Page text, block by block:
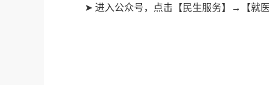
➤ 进入公众号，点击【民生服务】→【就医